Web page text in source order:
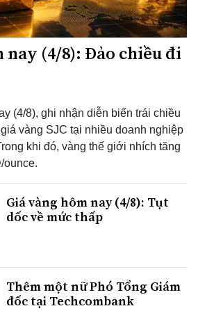
nay (4/8): Đảo chiều đi
(4/8), ghi nhận diễn biến trái chiều
vàng SJC tại nhiều doanh nghiệp
khi đó, vàng thế giới nhích tăng
ounce.
Giá vàng hôm nay (4/8): Tụt
dốc về mức thấp
Thêm một nữ Phó Tổng Giám
đốc tại Techcombank